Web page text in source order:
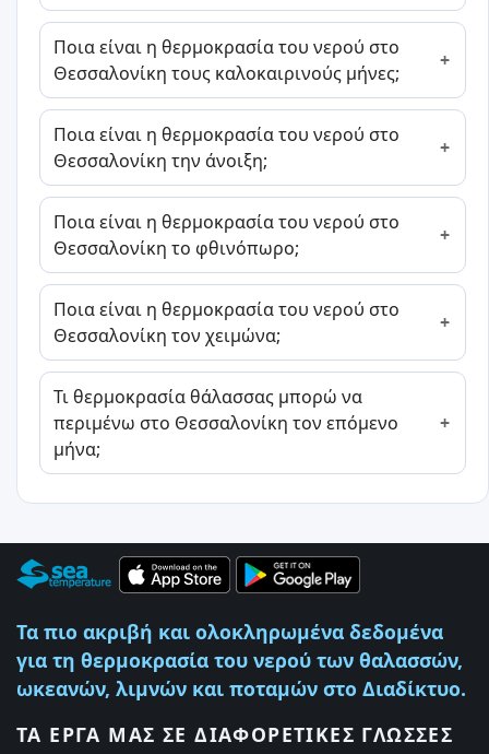
Ποια είναι η θερμοκρασία του νερού στο
Θεσσαλονίκη τους καλοκαιρινούς μήνες;
Ποια είναι η θερμοκρασία του νερού στο
Θεσσαλονίκη την άνοιξη;
Ποια είναι η θερμοκρασία του νερού στο
Θεσσαλονίκη το φθινόπωρο;
Ποια είναι η θερμοκρασία του νερού στο
Θεσσαλονίκη τον χειμώνα;
Τι θερμοκρασία θάλασσας μπορώ να
περιμένω στο Θεσσαλονίκη τον επόμενο
μήνα;
Τα πιο ακριβή και ολοκληρωμένα δεδομένα
για τη θερμοκρασία του νερού των θαλασσών,
ωκεανών, λιμνών και ποταμών στο Διαδίκτυο.
ΤΑ ΈΡΓΑ ΜΑΣ ΣΕ ΔΙΑΦΟΡΕΤΙΚΈΣ ΓΛΏΣΣΕΣ